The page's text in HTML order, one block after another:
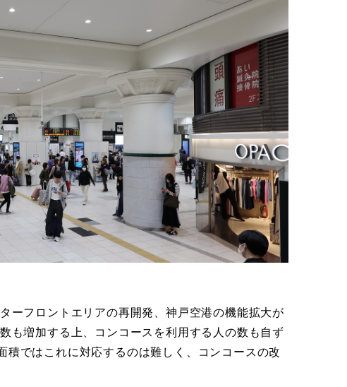
ーフロントエリアの再開発、神戸空港の機能拡大が
も増加する上、コンコースを利用する人の数も自ず
積ではこれに対応するのは難しく、コンコースの改